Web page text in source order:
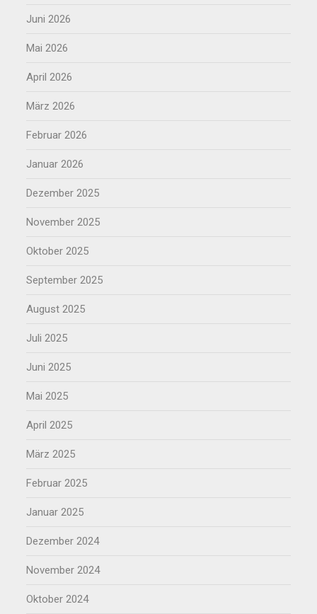
Juni 2026
Mai 2026
April 2026
März 2026
Februar 2026
Januar 2026
Dezember 2025
November 2025
Oktober 2025
September 2025
August 2025
Juli 2025
Juni 2025
Mai 2025
April 2025
März 2025
Februar 2025
Januar 2025
Dezember 2024
November 2024
Oktober 2024